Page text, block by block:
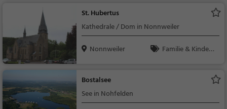
St. Hubertus
Kathedrale / Dom in Nonnweiler
Nonnweiler
Familie & Kinder,
Bostalsee
See in Nohfelden